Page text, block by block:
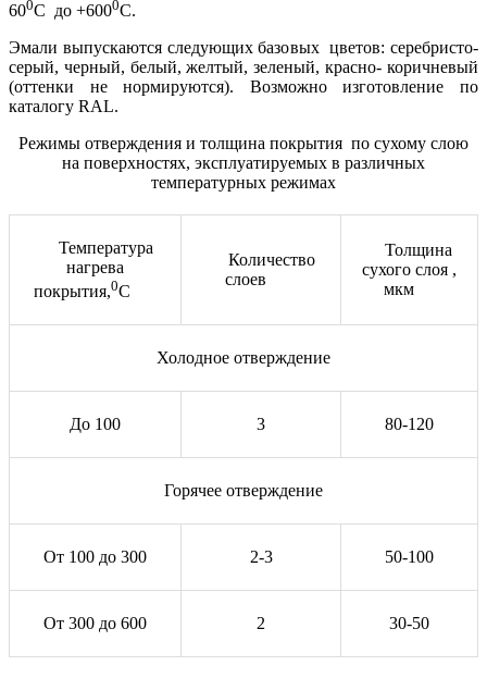
600С до +6000С.
Эмали выпускаются следующих базовых цветов: серебристо-
серый, черный, белый, желтый, зеленый, красно- коричневый
(оттенки не нормируются). Возможно изготовление по
каталогу RAL.
Режимы отверждения и толщина покрытия по сухому слою
на поверхностях, эксплуатируемых в различных
температурных режимах
Температура
нагрева
покрытия,0С
Количество
слоев
Толщина
сухого слоя ,
мкм
Холодное отверждение
До 100 3 80-120
Горячее отверждение
От 100 до 300 2-3 50-100
От 300 до 600 2 30-50